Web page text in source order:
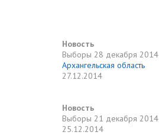
Новость
Выборы 28 декабря 2014
Архангельская область
27.12.2014
Новость
Выборы 21 декабря 2014
25.12.2014